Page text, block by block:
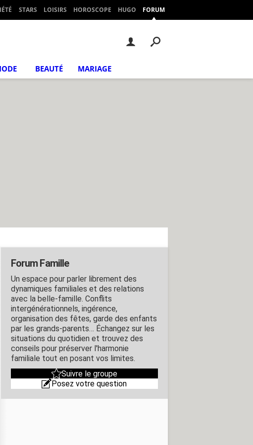
STARS LOISIRS HOROSCOPE HUGO FORUM
BEAUTÉ MARIAGE
Forum Famille
Un espace pour parler librement des
dynamiques familiales et des relations
avec la belle-famille. Conflits
intergénérationnels, ingérence,
organisation des fêtes, garde des enfants
par les grands-parents… Échangez sur les
situations du quotidien et trouvez des
conseils pour préserver l'harmonie
familiale tout en posant vos limites.
Suivre le groupe
Posez votre question